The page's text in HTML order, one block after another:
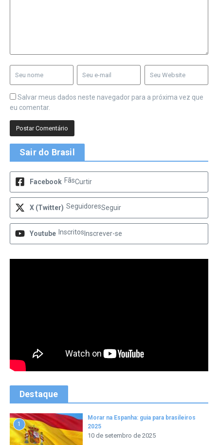
Salvar meus dados neste navegador para a próxima vez que
eu comentar.
Sair do Brasil
Facebook FãsCurtir
X (Twitter) SeguidoresSeguir
Youtube Inscritos Inscrever-se
Destaque
1
Morar na Espanha: guia para brasileiros
2025
10 de setembro de 2025